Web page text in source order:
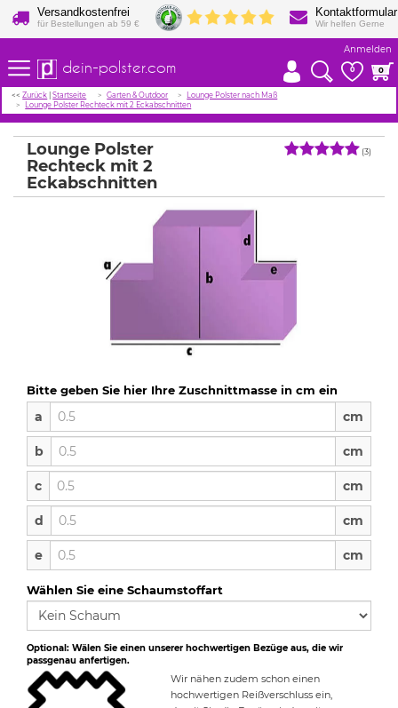
Versandkostenfrei
für Bestellungen ab 59 €
Kontaktformular
Wir helfen Gerne
dein-polster.com
Anmelden
0 0
<<Zurück |Startseite Garten & Outdoor
Lounge Polster nach Maß
Lounge Polster Rechteck mit 2 Eckabschnitten
Lounge Polster
Rechteck mit 2
Eckabschnitten
(3)
Bitte geben Sie hier Ihre Zuschnittmasse in cm ein
a cm
b cm
c cm
d cm
e cm
Wählen Sie eine Schaumstoffart
Optional: Wälen Sie einen unserer hochwertigen Bezüge aus, die wir
passgenau anfertigen.
Wir nähen zudem schon einen
hochwertigen Reißverschluss ein,